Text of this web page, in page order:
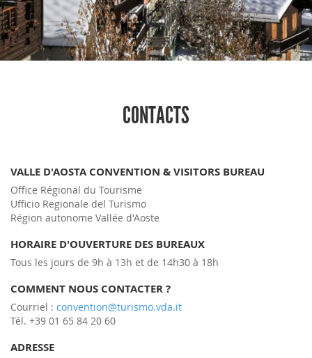
CONTACTS
VALLE D'AOSTA CONVENTION & VISITORS BUREAU
Office Régional du Tourisme
Ufficio Regionale del Turismo
Région autonome Vallée d'Aoste
HORAIRE D'OUVERTURE DES BUREAUX
Tous les jours de 9h à 13h et de 14h30 à 18h
COMMENT NOUS CONTACTER ?
Courriel : convention@turismo.vda.it
Tél. +39 01 65 84 20 60
ADRESSE